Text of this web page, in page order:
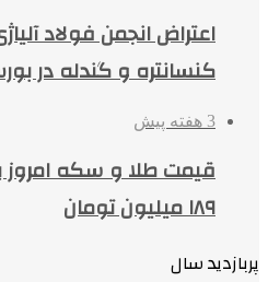
اعتراض انجمن فولاد
کنسانتره و گندله در
3 هفته پیش
قیمت طلا و سکه امروز
۱۸۹ میلیون تومان
پربازدید سال